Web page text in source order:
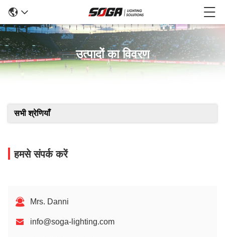
उत्पादों का विवरण
सभी श्रेणियाँ
हमसे संपर्क करें
Mrs. Danni
info@soga-lighting.com